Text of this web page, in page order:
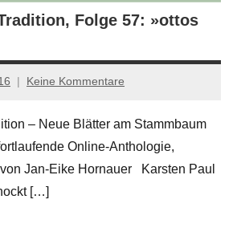
Folge 57: »ottos
Keine Kommentare
– Neue Blätter am Stammbaum
Online-Anthologie,
Jan-Eike Hornauer Karsten Paul
[…]